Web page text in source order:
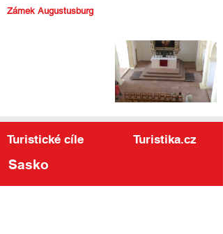
Zámek Augustusburg
Turistické cíle Turistika.cz
Sasko